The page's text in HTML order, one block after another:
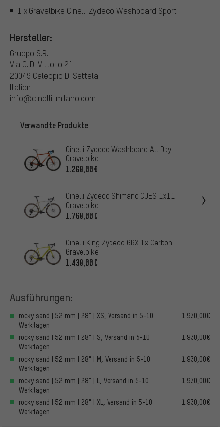
1 x Gravelbike Cinelli Zydeco Washboard Sport
Hersteller:
Gruppo S.R.L.
Via G. Di Vittorio 21
20049 Caleppio Di Settela
Italien
info@cinelli-milano.com
Verwandte Produkte
Cinelli Zydeco Washboard All Day
Gravelbike
1.260,00€
Cinelli Zydeco Shimano CUES 1x11
Gravelbike
1.760,00€
Cinelli King Zydeco GRX 1x Carbon
Gravelbike
1.430,00€
Ausführungen:
rocky sand | 52 mm | 28" | XS, Versand in 5-10
Werktagen
1.930,00€
rocky sand | 52 mm | 28" | S, Versand in 5-10
Werktagen
1.930,00€
rocky sand | 52 mm | 28" | M, Versand in 5-10
Werktagen
1.930,00€
rocky sand | 52 mm | 28" | L, Versand in 5-10
Werktagen
1.930,00€
rocky sand | 52 mm | 28" | XL, Versand in 5-10
Werktagen
1.930,00€